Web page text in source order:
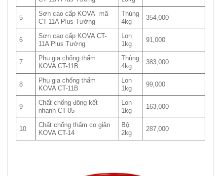
5
Sơn cao cấp KOVA mã
CT-11A Plus Tường
Thùng
4kg
354,000
6
Sơn cao cấp KOVA CT-
11A Plus Tường
Lon
1kg
91,000
7
Phụ gia chống thấm
KOVA CT-11B
Thùng
4kg
383,000
8
Phụ gia chống thấm
KOVA CT-11B
Lon
1kg
99,000
9
Chất chống đông kết
nhanh CT-05
Lon
1kg
163,000
10
Chất chống thấm co giãn
KOVA CT-14
Bộ
2kg
287,000